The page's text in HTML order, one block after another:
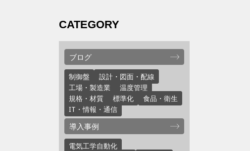
CATEGORY
ブログ
制御盤
設計・図面・配線
工場・製造業
温度管理
規格・材質
標準化
食品・衛生
IT・情報・通信
導入事例
電気工学自動化